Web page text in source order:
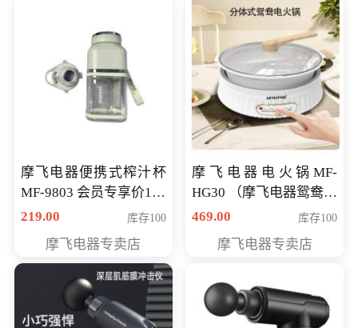
摩飞电器便携式榨汁杯
MF-9803 会员专享价138
元
219.00 库存100
摩飞电器专卖店
摩飞电器电火锅MF-
HG30 （摩飞电器鸳鸯锅
MF-HG30 ） 会员专享价
469.00 库存100
摩飞电器专卖店